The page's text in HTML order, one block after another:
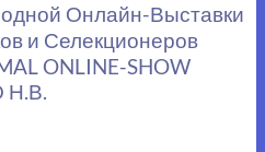
Онлайн-Выставки
и Селекционеров
ONLINE-SHOW